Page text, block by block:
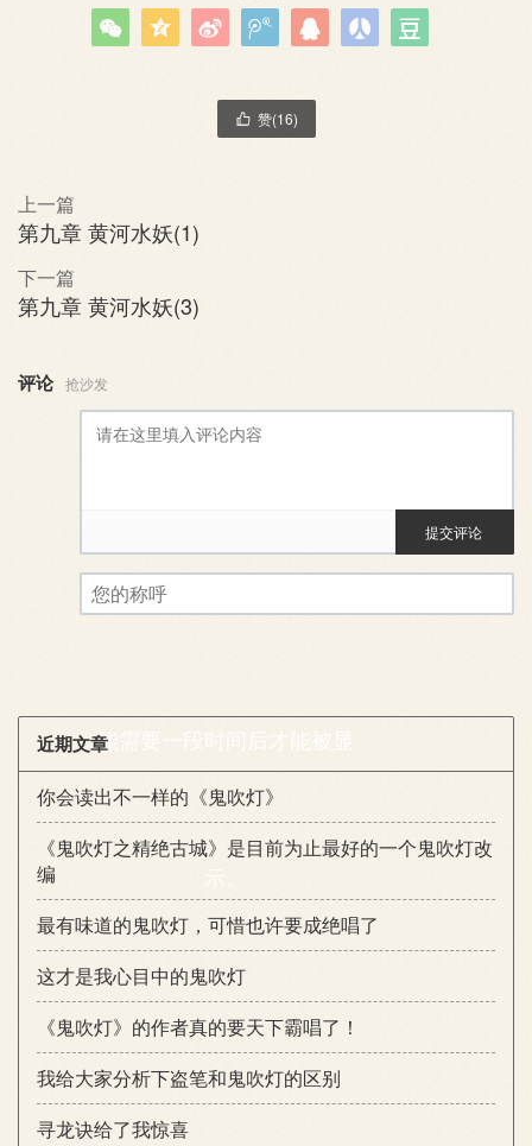
      
 赞(16)
上一篇
第九章 黄河水妖(1)
下一篇
第九章 黄河水妖(3)
评论 抢沙发
评论审核已启用。您的评论可
能需要一段时间后才能被显
示。
提交评论
近期文章
你会读出不一样的《鬼吹灯》
《鬼吹灯之精绝古城》是目前为止最好的一个鬼吹灯改
编
最有味道的鬼吹灯，可惜也许要成绝唱了
这才是我心目中的鬼吹灯
《鬼吹灯》的作者真的要天下霸唱了！
我给大家分析下盗笔和鬼吹灯的区别
寻龙诀给了我惊喜